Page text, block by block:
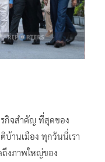
กิจสำคัญ ที่สุดของ
บ้านเมือง ทุกวันนี่เรา
งภาพใหญ่ของ